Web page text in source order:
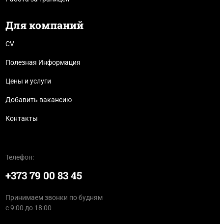
Для компаний
CV
Полезная Информация
Цены и услуги
Добавить вакансию
Контакты
Телефон:
+373 79 00 83 45
Принимаем звонки по будням
с 9:00 до 18:00